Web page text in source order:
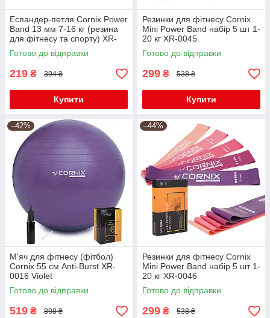
Еспандер-петля Cornix Power
Band 13 мм 7-16 кг (резина
для фітнесу та спорту) XR-
0058
Готово до відправки
219 ₴ 394 ₴
Купити
Резинки для фітнесу Cornix
Mini Power Band набір 5 шт 1-
20 кг XR-0045
Готово до відправки
299 ₴ 538 ₴
Купити
–42%
М'яч для фітнесу (фітбол)
Cornix 55 см Anti-Burst XR-
0016 Violet
Готово до відправки
519 ₴ 898 ₴
–44%
Резинки для фітнесу Cornix
Mini Power Band набір 5 шт 1-
20 кг XR-0046
Готово до відправки
299 ₴ 538 ₴